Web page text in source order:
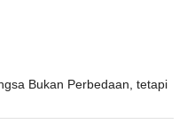
Bukan Perbedaan, tetapi